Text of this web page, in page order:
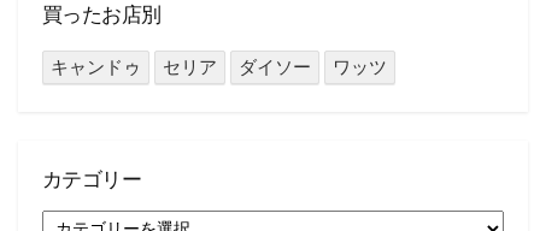
買ったお店別
キャンドゥ セリア ダイソー ワッツ
カテゴリー